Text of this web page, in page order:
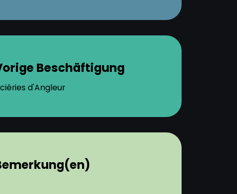
Beschäftigung
d'Angleur